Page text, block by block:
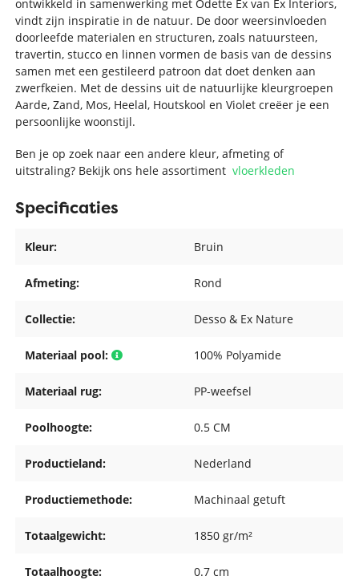
ontwikkeld in samenwerking met Odette Ex van Ex Interiors,
vindt zijn inspiratie in de natuur. De door weersinvloeden
doorleefde materialen en structuren, zoals natuursteen,
travertin, stucco en linnen vormen de basis van de dessins
samen met een gestileerd patroon dat doet denken aan
zwerfkeien. Met de dessins uit de natuurlijke kleurgroepen
Aarde, Zand, Mos, Heelal, Houtskool en Violet creëer je een
persoonlijke woonstijl.
Ben je op zoek naar een andere kleur, afmeting of
uitstraling? Bekijk ons hele assortimentvloerkleden
Specificaties
Kleur: Bruin
Afmeting: Rond
Collectie: Desso & Ex Nature
Materiaal pool: 100% Polyamide
Materiaal rug: PP-weefsel
Poolhoogte: 0.5 CM
Productieland: Nederland
Productiemethode: Machinaal getuft
Totaalgewicht: 1850 gr/m²
Totaalhoogte: 0.7 cm